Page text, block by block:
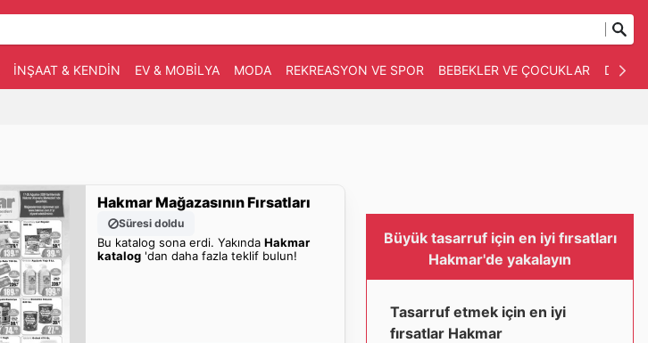
İNŞAAT & KENDIN EV & MOBILYA MODA REKREASYON VE SPOR BEBEKLER VE ÇOCUKLAR
Hakmar Mağazasının Fırsatları
Süresi doldu
Bu katalog sona erdi. YakındaHakmar
katalog 'dan daha fazla teklif bulun!
Büyük tasarruf için en iyi fırsatları
Hakmar'de yakalayın
Tasarruf etmek için en iyi
fırsatlar Hakmar